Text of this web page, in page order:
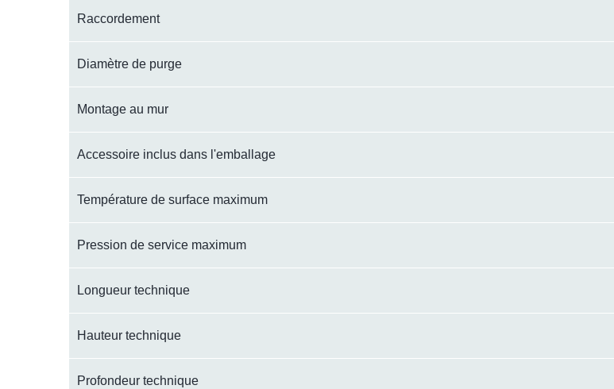
Raccordement
Diamètre de purge
Montage au mur
Accessoire inclus dans l'emballage
Température de surface maximum
Pression de service maximum
Longueur technique
Hauteur technique
Profondeur technique